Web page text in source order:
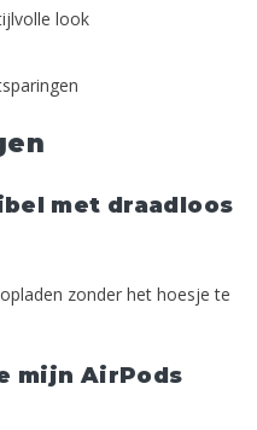
look
met draadloos
zonder het hoesje te
mijn AirPods